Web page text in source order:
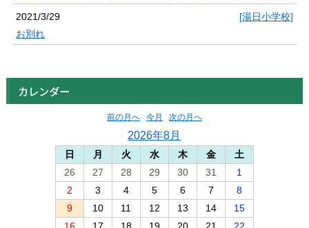
2021/3/29
[湯日小学校]
お別れ
カレンダー
前の月へ 今月 次の月へ
2026年8月
日 月 火 水 木 金
土
26
27 28 29 30 31
1
2
3 4 5 6 7
8
9
10 11 12 13 14
15